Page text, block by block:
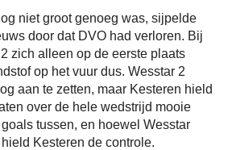
niet groot genoeg was, sijpelde
door dat DVO had verloren. Bij
zich alleen op de eerste plaats
op het vuur dus. Wesstar 2
aan te zetten, maar Kesteren hield
over de hele wedstrijd mooie
tussen, en hoewel Wesstar
Kesteren de controle.